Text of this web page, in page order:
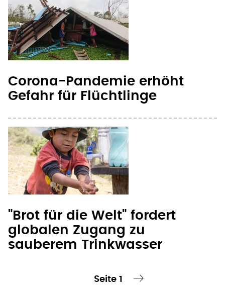
Corona-Pandemie erhöht
Gefahr für Flüchtlinge
"Brot für die Welt" fordert
globalen Zugang zu
sauberem Trinkwasser
Seitennummerierung